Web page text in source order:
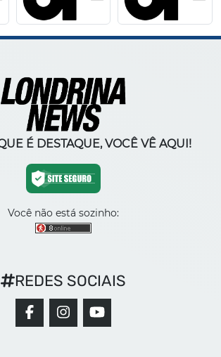
É DESTAQUE, VOCÊ VÊ AQUI!
Você não está sozinho:
REDES SOCIAIS